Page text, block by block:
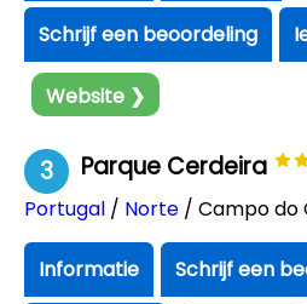
Schrijf een beoordeling
Website ❯
3 Parque Cerdeira
Portugal / Norte / Campo do
Informatie Schrijf een